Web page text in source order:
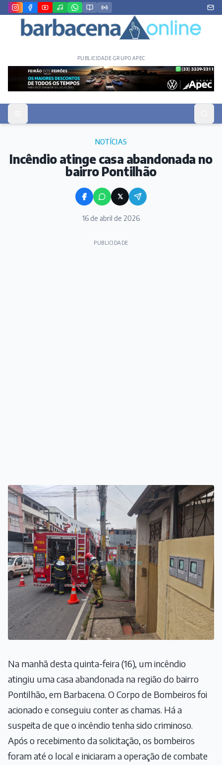
PUBLICIDADE GRUPO APEC
NOTÍCIAS
Incêndio atinge casa abandonada no
bairro Pontilhão
𝕏
16 de abril de 2026
PUBLICIDADE
Na manhã desta quinta-feira (16), um incêndio
atingiu uma casa abandonada na região do bairro
Pontilhão, em Barbacena. O Corpo de Bombeiros foi
acionado e conseguiu conter as chamas. Há a
suspeita de que o incêndio tenha sido criminoso.
Após o recebimento da solicitação, os bombeiros
foram até o local e iniciaram a operação de combate